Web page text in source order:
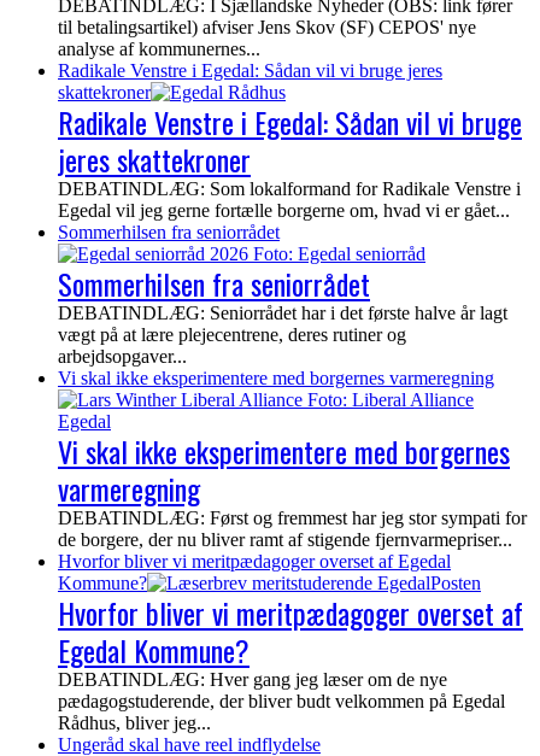
DEBATINDLÆG: I Sjællandske Nyheder (OBS: link fører
til betalingsartikel) afviser Jens Skov (SF) CEPOS' nye
analyse af kommunernes...
Radikale Venstre i Egedal: Sådan vil vi bruge jeres
skattekroner
Radikale Venstre i Egedal: Sådan vil vi bruge
jeres skattekroner
DEBATINDLÆG: Som lokalformand for Radikale Venstre i
Egedal vil jeg gerne fortælle borgerne om, hvad vi er gået...
Sommerhilsen fra seniorrådet
Sommerhilsen fra seniorrådet
DEBATINDLÆG: Seniorrådet har i det første halve år lagt
vægt på at lære plejecentrene, deres rutiner og
arbejdsopgaver...
Vi skal ikke eksperimentere med borgernes varmeregning
Vi skal ikke eksperimentere med borgernes
varmeregning
DEBATINDLÆG: Først og fremmest har jeg stor sympati for
de borgere, der nu bliver ramt af stigende fjernvarmepriser...
Hvorfor bliver vi meritpædagoger overset af Egedal
Kommune?
Hvorfor bliver vi meritpædagoger overset af
Egedal Kommune?
DEBATINDLÆG: Hver gang jeg læser om de nye
pædagogstuderende, der bliver budt velkommen på Egedal
Rådhus, bliver jeg...
Ungeråd skal have reel indflydelse